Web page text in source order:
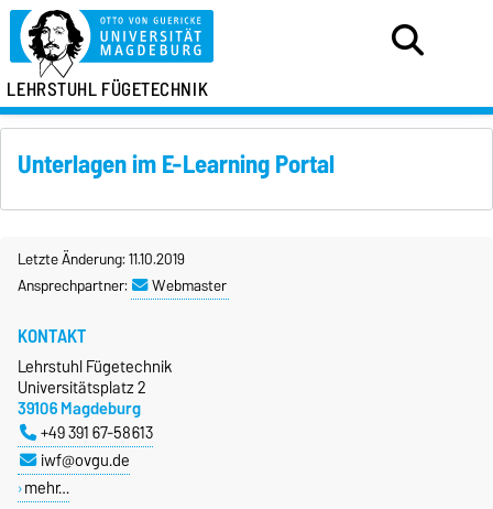
LEHRSTUHL FÜGETECHNIK
Unterlagen im E-Learning Portal
Letzte Änderung: 11.10.2019
Ansprechpartner:
Webmaster
KONTAKT
Lehrstuhl Fügetechnik
Universitätsplatz 2
39106 Magdeburg
+49 391 67-58613
iwf@ovgu.de
mehr…